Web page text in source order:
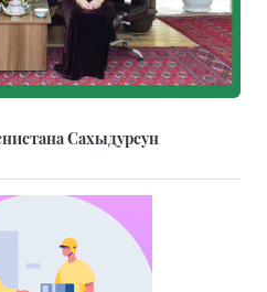
Сахыдурсун